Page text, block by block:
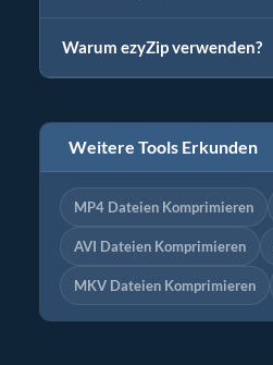
Warum ezyZip verwenden?
Weitere Tools Erkunden
MP4 Dateien Komprimieren
AVI Dateien Komprimieren
MKV Dateien Komprimieren